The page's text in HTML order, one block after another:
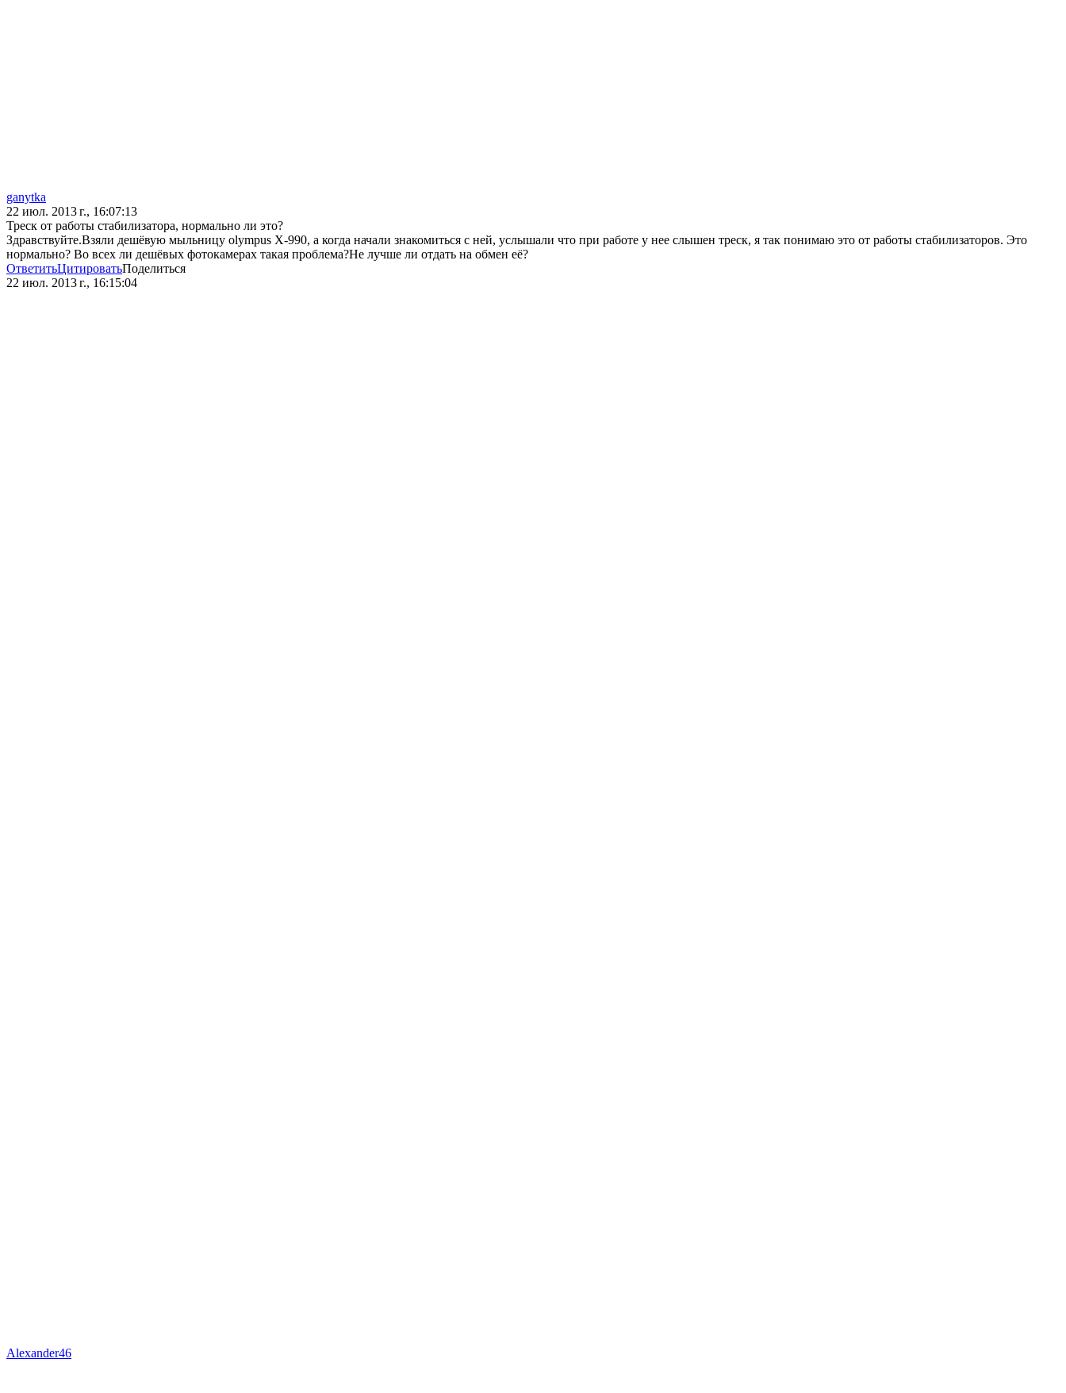
ganytka
22 июл. 2013 г., 16:07:13
Треск от работы стабилизатора, нормально ли это?
Здравствуйте.Взяли дешёвую мыльницу olympus X-990, а когда начали знакомиться с ней, услышали что при работе у нее слышен треск, я так понимаю это от работы стабилизаторов. Это
нормально? Во всех ли дешёвых фотокамерах такая проблема?Не лучше ли отдать на обмен её?
ОтветитьЦитироватьПоделиться
22 июл. 2013 г., 16:15:04
Alexander46